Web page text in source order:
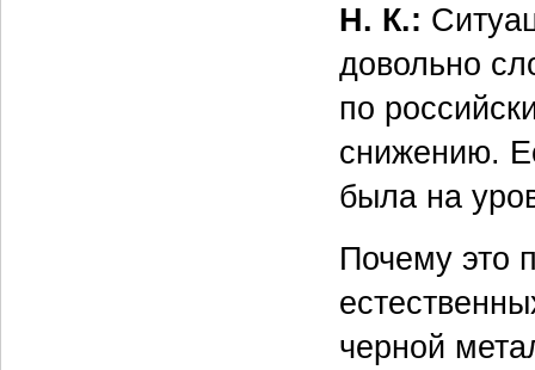
Н. К.:
довольно
по
снижению.
была на
Почему это
черной